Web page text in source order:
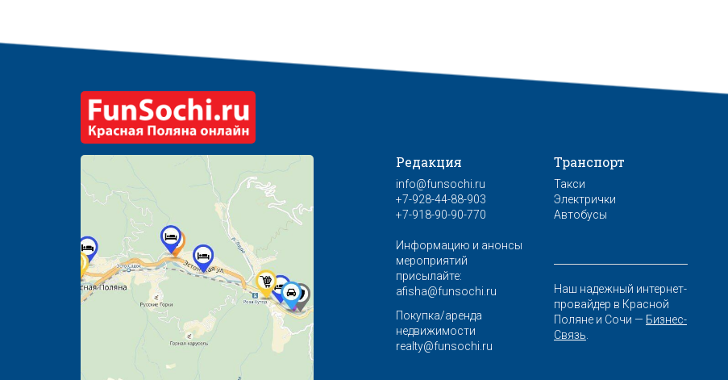
Редакция
info@funsochi.ru
+7-928-44-88-903
+7-918-90-90-770
Информацию и анонсы
мероприятий
присылайте:
afisha@funsochi.ru
Покупка/аренда
недвижимости
realty@funsochi.ru
Транспорт
Такси
Электрички
Автобусы
Наш надежный интернет-
провайдер в Красной
Поляне и Сочи — Бизнес-
Связь